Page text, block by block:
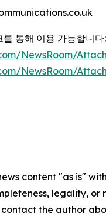
통해 이용 가능합니다:
NewsRoom/
NewsRoom/
content "as is"
legality,
the author